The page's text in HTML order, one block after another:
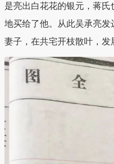
是亮出白花花的银元，蒋氏
地买给了他。从此吴承亮
妻子，在共宅开枝散叶，发